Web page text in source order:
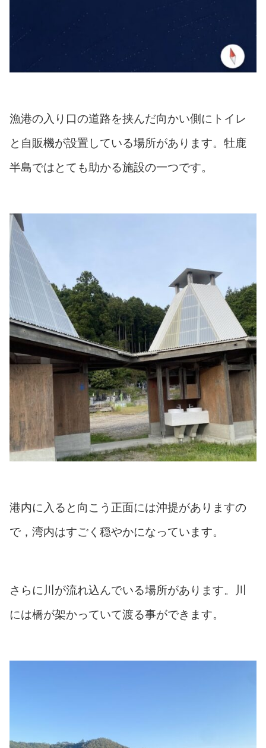
漁港の入り口の道路を挟んだ向かい側にトイレ
と自販機が設置している場所があります。牡鹿
半島ではとても助かる施設の一つです。
港内に入ると向こう正面には沖提がありますの
で，湾内はすごく穏やかになっています。
さらに川が流れ込んでいる場所があります。川
には橋が架かっていて渡る事ができます。